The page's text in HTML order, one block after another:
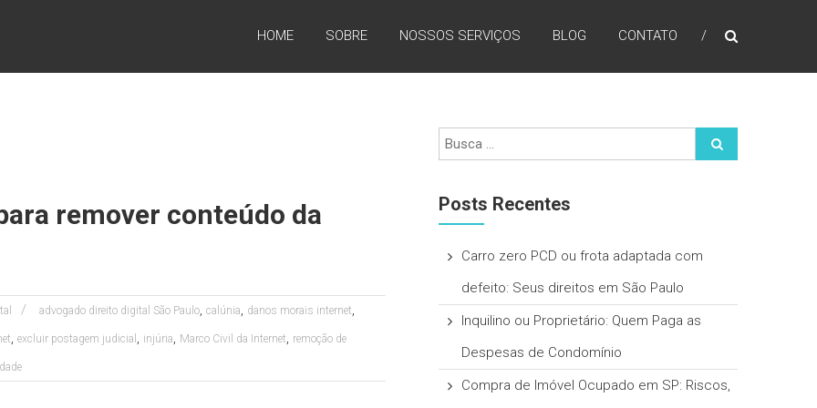
HOME SOBRE NOSSOS SERVIÇOS BLOG CONTATO
remover conteúdo da
advogado direito digital São Paulo, calúnia, danos morais internet,
, excluir postagem judicial , injúria, Marco Civil da Internet, remoção de
Posts Recentes
Carro zero PCD ou frota adaptada com
defeito: Seus direitos em São Paulo
Inquilino ou Proprietário: Quem Paga as
Despesas de Condomínio
Compra de Imóvel Ocupado em SP: Riscos,